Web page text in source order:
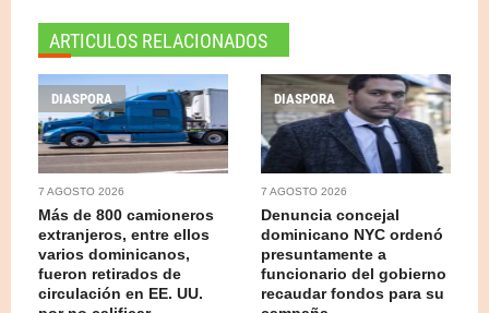
ARTICULOS RELACIONADOS
DIASPORA
7 AGOSTO 2026
Más de 800 camioneros
extranjeros, entre ellos
varios dominicanos,
fueron retirados de
circulación en EE. UU.
DIASPORA
7 AGOSTO 2026
Denuncia concejal
dominicano NYC ordenó
presuntamente a
funcionario del gobierno
recaudar fondos para su